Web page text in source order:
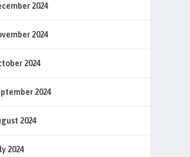
2024
2024
2024
2024
2024
2024